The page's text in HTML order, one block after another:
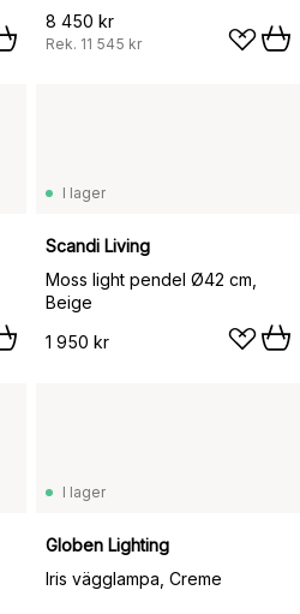
8 450 kr
Rek. 11 545 kr
I lager
Scandi Living
Moss light pendel Ø42 cm,
Beige
1 950 kr
I lager
Globen Lighting
Iris vägglampa, Creme